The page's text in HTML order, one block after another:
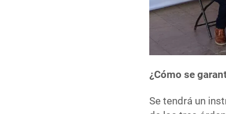
¿Cómo se
Se tendrá un